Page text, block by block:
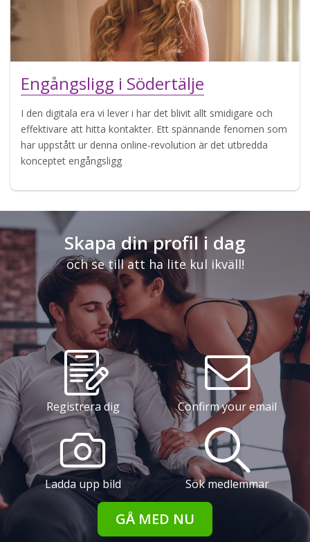
Engångsligg i Södertälje
I den digitala era vi lever i har det blivit allt smidigare och
effektivare att hitta kontakter. Ett spännande fenomen som
har uppstått ur denna online-revolution är det utbredda
konceptet engångsligg
Skapa din profil i dag
och se till att ha lite kul ikväll!
Registrera dig Confirm your email
Ladda upp bild Sök medlemmar
GÅ MED NU